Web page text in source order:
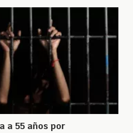
a 55 años por